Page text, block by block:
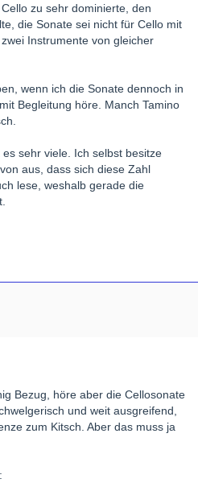
zu sehr dominierte, den
die Sonate sei nicht für Cello mit
Instrumente von gleicher
wenn ich die Sonate dennoch in
Begleitung höre. Manch Tamino
sehr viele. Ich selbst besitze
aus, dass sich diese Zahl
lese, weshalb gerade die
Bezug, höre aber die Cellosonate
und weit ausgreifend,
zum Kitsch. Aber das muss ja